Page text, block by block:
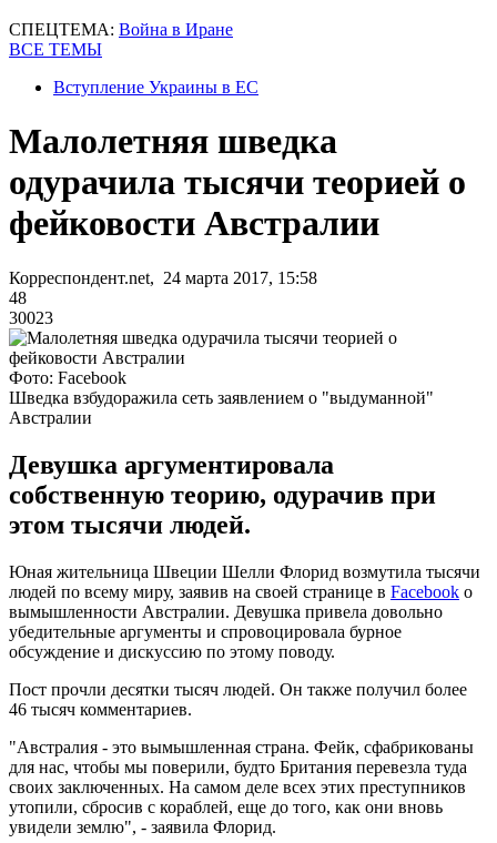
СПЕЦТЕМА: Война в Иране
ВСЕ ТЕМЫ
Вступление Украины в ЕС
Малолетняя шведка
одурачила тысячи теорией о
фейковости Австралии
Корреспондент.net, 24 марта 2017, 15:58
48
30023
Фото: Facebook
Шведка взбудоражила сеть заявлением о "выдуманной"
Австралии
Девушка аргументировала
собственную теорию, одурачив при
этом тысячи людей.
Юная жительница Швеции Шелли Флорид возмутила тысячи
людей по всему миру, заявив на своей странице в Facebook о
вымышленности Австралии. Девушка привела довольно
убедительные аргументы и спровоцировала бурное
обсуждение и дискуссию по этому поводу.
Пост прочли десятки тысяч людей. Он также получил более
46 тысяч комментариев.
"Австралия - это вымышленная страна. Фейк, сфабрикованы
для нас, чтобы мы поверили, будто Британия перевезла туда
своих заключенных. На самом деле всех этих преступников
утопили, сбросив с кораблей, еще до того, как они вновь
увидели землю", - заявила Флорид.